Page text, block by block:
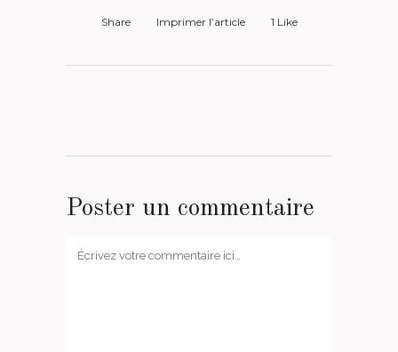
Share Imprimer l’article 1 Like
Poster un commentaire